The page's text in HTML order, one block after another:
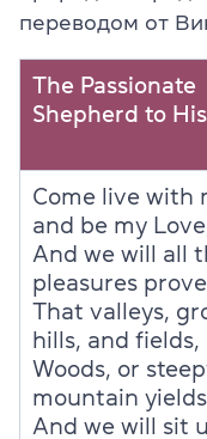
переводом от
The Passionate
Shepherd to
Come live with
and be my
And we will all
pleasures prove
That valleys,
hills, and fields,
Woods, or
mountain
And we will sit